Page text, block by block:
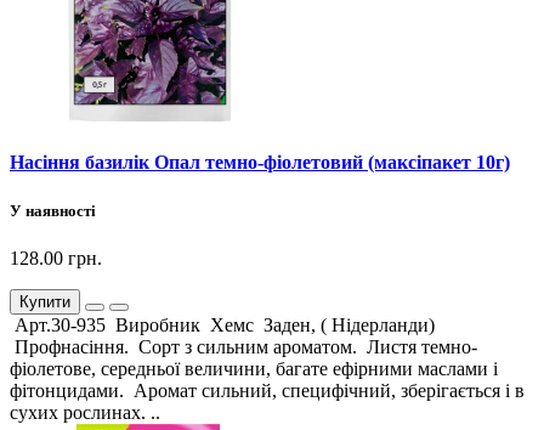
Насіння базилік Опал темно-фіолетовий (максіпакет 10г)
У наявності
128.00 грн.
Купити
Арт.30-935 Виробник Хемс Заден, ( Нідерланди)
Профнасіння. Сорт з сильним ароматом. Листя темно-
фіолетове, середньої величини, багате ефірними маслами і
фітонцидами. Аромат сильний, специфічний, зберігається і в
сухих рослинах. ..